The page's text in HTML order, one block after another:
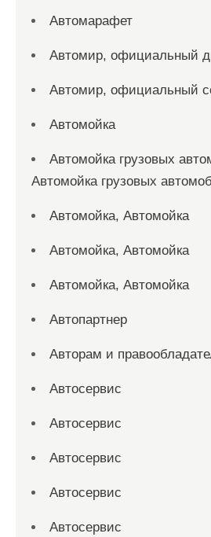
Автомарафет
Автомир, официальный
Автомир, официальный
Автомойка
Автомойка грузовых
Автомойка грузовых
Автомойка, Автомойка
Автомойка, Автомойка
Автомойка, Автомойка
Автопартнер
Авторам и
Автосервис
Автосервис
Автосервис
Автосервис
Автосервис